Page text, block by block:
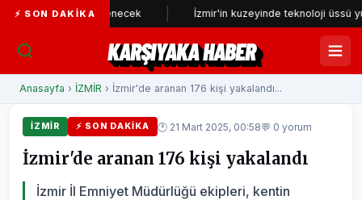
⚡ SON DAKIKA
incelenecek İzmir'in kuzeyinde teknoloji üssü yükseliyor
KARŞIYAKA HABER
Anasayfa › İZMİR › İzmir'de aranan 176 kişi yakalandı...
İZMİR ⚡ SON DAKIKA 🕐 21 Mart 2025, 00:58💬 0 yorum
İzmir'de aranan 176 kişi yakalandı
İzmir İl Emniyet Müdürlüğü ekipleri, kentin